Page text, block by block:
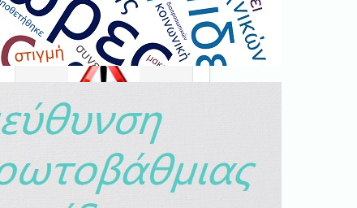
Ψηφιακή βεβαίωση
εγγράφου
'Ολα τα έγγραφα προς τις
δημόσιες υπηρεσίες πρέπει
να είναι ψηφιακά
υπογεγραμμένα.
Ξεκινήστε εδώ.
Διαβάστε την αντίστοιχη